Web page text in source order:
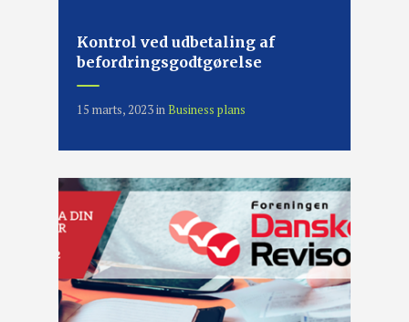
Kontrol ved udbetaling af
befordringsgodtgørelse
15 marts, 2023in Business plans